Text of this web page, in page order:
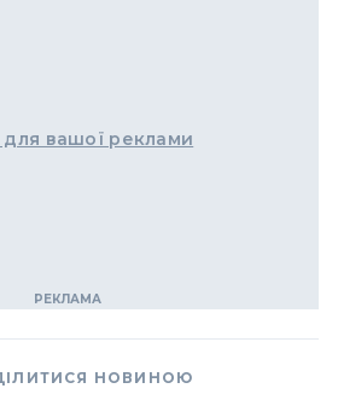
для вашої реклами
НОВИНОЮ